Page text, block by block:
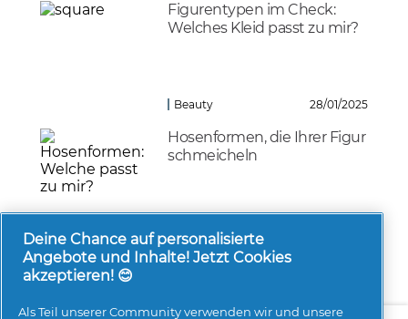
Figurentypen im Check:
Welches Kleid passt zu mir?
Beauty 28/01/2025
Hosenformen, die Ihrer Figur
schmeicheln
Beauty
Deine Chance auf personalisierte
Angebote und Inhalte! Jetzt Cookies
akzeptieren! 😊
Als Teil unserer Community verwenden wir und unsere